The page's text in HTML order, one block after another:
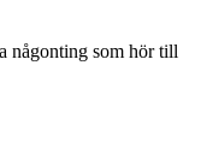
någonting som hör till